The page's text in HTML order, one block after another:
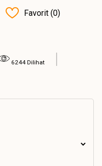
Favorit (0)
6244 Dilihat